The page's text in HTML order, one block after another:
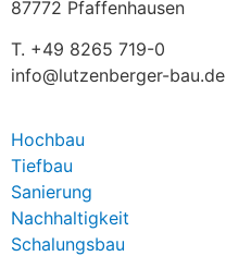
87772 Pfaffenhausen
T. +49 8265 719-0
info@lutzenberger-bau.de
Hochbau
Tiefbau
Sanierung
Nachhaltigkeit
Schalungsbau